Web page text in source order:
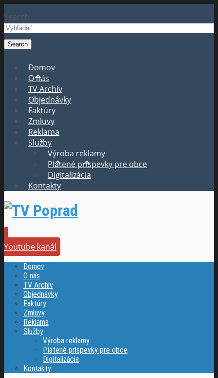
Search
Domov
O nás
TV Archív
Objednávky
Faktúry
Zmluvy
Reklama
Služby
Výroba reklamy
Platené príspevky pre obce
Digitalizácia
Kontakty
Youtube kanál
Domov
O nás
TV Archív
Objednávky
Faktúry
Zmluvy
Reklama
Služby
Výroba reklamy
Platené príspevky pre obce
Digitalizácia
Kontakty